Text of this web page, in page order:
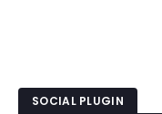
SOCIAL PLUGIN